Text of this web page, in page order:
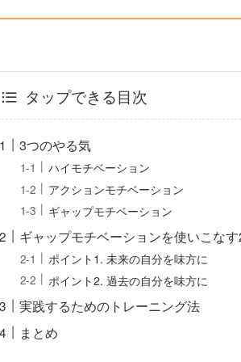
タップできる目次
3つのやる気
ハイモチベーション
アクションモチベーション
ギャップモチベーション
ギャップモチベーションを使いこな
ポイント1. 未来の自分を味方に
ポイント2. 過去の自分を味方に
実践するためのトレーニング法
まとめ